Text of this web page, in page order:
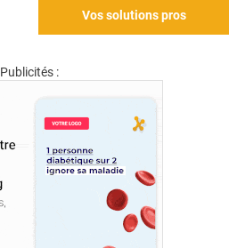
Vos solutions pros
Publicités :